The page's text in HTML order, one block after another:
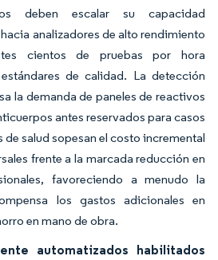
deben escalar su capacidad
analizadores de alto rendimiento
cientos de pruebas por hora
de calidad. La detección
la demanda de paneles de reactivos
antes reservados para casos
salud sopesan el costo incremental
frente a la marcada reducción en
favoreciendo a menudo la
los gastos adicionales en
en mano de obra.
automatizados habilitados